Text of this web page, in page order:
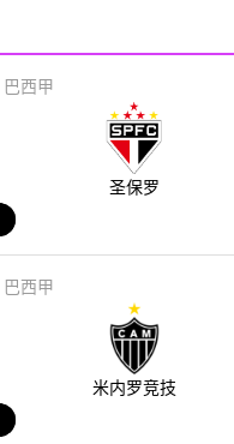
巴西甲
圣保罗
巴西甲
米内罗竞技